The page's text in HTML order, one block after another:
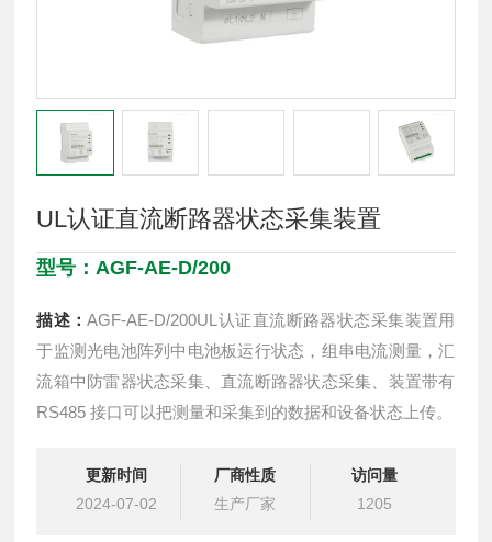
UL认证直流断路器状态采集装置
型号：AGF-AE-D/200
描述：AGF-AE-D/200UL认证直流断路器状态采集装置用
于监测光电池阵列中电池板运行状态，组串电流测量，汇
流箱中防雷器状态采集、直流断路器状态采集、装置带有
RS485 接口可以把测量和采集到的数据和设备状态上传。
更新时间
2024-07-02
厂商性质
生产厂家
访问量
1205